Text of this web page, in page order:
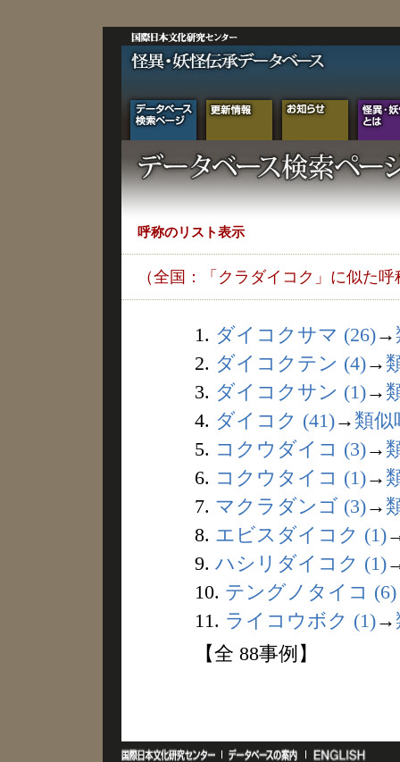
呼称のリスト表示
（全国：「クラダイコク」に似た呼
1. ダイコクサマ (26)→
2. ダイコクテン (4)→
3. ダイコクサン (1)→
4. ダイコク (41)→ 類似
5. コクウダイコ (3)→
6. コクウタイコ (1)→
7. マクラダンゴ (3)→
8. エビスダイコク (1)
9. ハシリダイコク (1)
10. テングノタイコ (6)
11. ライコウボク (1)→
【全 88事例】